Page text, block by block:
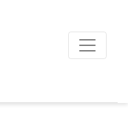
Von der Züchtung bis zum